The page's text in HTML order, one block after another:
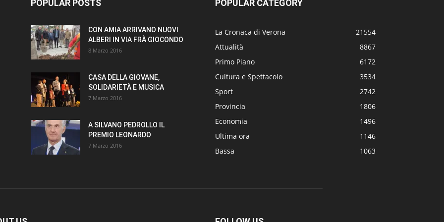
POPULAR POSTS
CON AMIA ARRIVANO NUOVI
ALBERI IN VIA FRÀ GIOCONDO
8 Marzo 2016
CASA DELLA GIOVANE,
SOLIDARIETÀ E MUSICA
7 Marzo 2016
A SILVANO PEDROLLO IL
PREMIO LEONARDO
7 Marzo 2016
POPULAR CATEGORY
La Cronaca di Verona
21554
Attualità
8867
Primo Piano
6172
Cultura e Spettacolo
3534
Sport
2742
Provincia
1806
Economia
1496
Ultima ora
1146
Bassa
1063